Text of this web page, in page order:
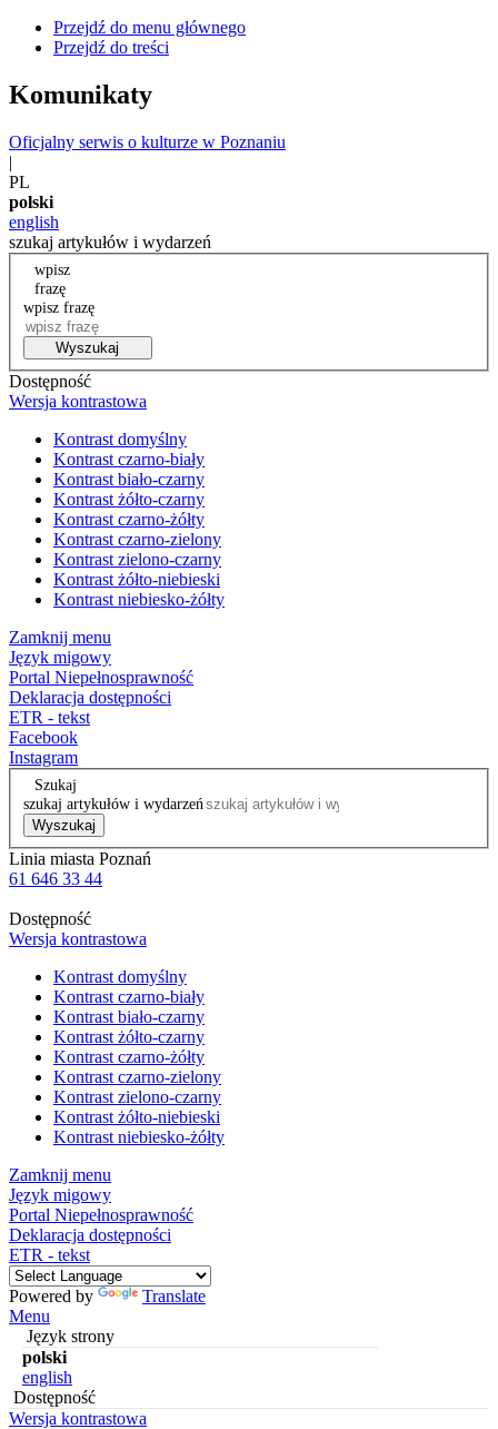
Przejdź do menu głównego
Przejdź do treści
Komunikaty
Oficjalny serwis o kulturze w Poznaniu
|
PL
polski
english
szukaj artykułów i wydarzeń
wpisz
frazę
wpisz frazę
Wyszukaj
Dostępność
Wersja kontrastowa
Kontrast domyślny
Kontrast czarno-biały
Kontrast biało-czarny
Kontrast żółto-czarny
Kontrast czarno-żółty
Kontrast czarno-zielony
Kontrast zielono-czarny
Kontrast żółto-niebieski
Kontrast niebiesko-żółty
Zamknij menu
Język migowy
Portal Niepełnosprawność
Deklaracja dostępności
ETR - tekst
Facebook
Instagram
Szukaj
szukaj artykułów i wydarzeń
Wyszukaj
Linia miasta Poznań
61 646 33 44
Dostępność
Wersja kontrastowa
Kontrast domyślny
Kontrast czarno-biały
Kontrast biało-czarny
Kontrast żółto-czarny
Kontrast czarno-żółty
Kontrast czarno-zielony
Kontrast zielono-czarny
Kontrast żółto-niebieski
Kontrast niebiesko-żółty
Zamknij menu
Język migowy
Portal Niepełnosprawność
Deklaracja dostępności
ETR - tekst
Powered by
Translate
Menu
Język strony
polski
english
Dostępność
Wersja kontrastowa